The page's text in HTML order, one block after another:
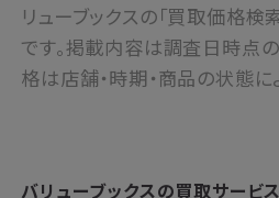
リューブックスの「買取価格検
です。掲載内容は調査日時点
格は店舗・時期・商品の状態に
バリューブックスの買取サービ